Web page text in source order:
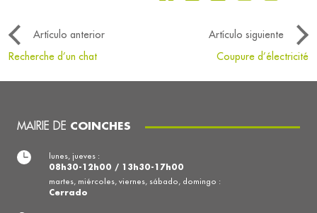
Artículo anterior
Artículo siguiente
Recherche d’un chat
Coupure d’électricité
MAIRIE DE COINCHES
lunes, jueves :
08h30-12h00 / 13h30-17h00
martes, miércoles, viernes, sábado, domingo :
Cerrado